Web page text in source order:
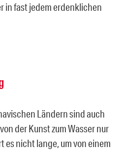
in fast jedem erdenklichen
Ländern sind auch
der Kunst zum Wasser nur
es nicht lange, um von einem